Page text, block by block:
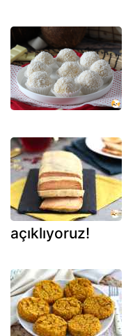
açıklıyoruz!